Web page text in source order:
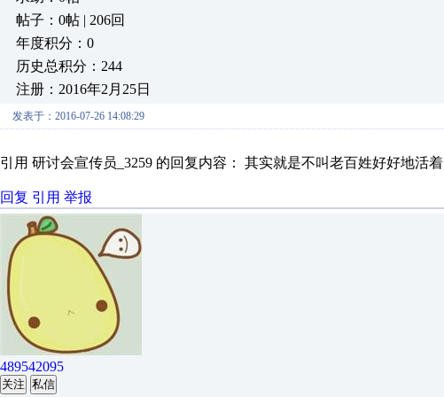
帖子：0帖 | 206回
年度积分：0
历史总积分：244
注册：2016年2月25日
发表于：2016-07-26 14:08:29
引用 研讨会宣传员_3259 的回复内容： 其实就是不叫老百姓好好地活着
回复 引用 举报
489542095
关注 私信